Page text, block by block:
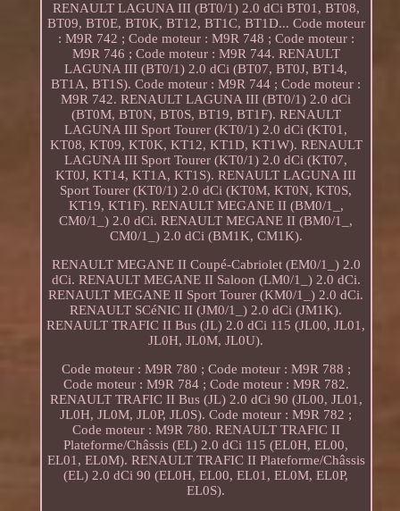
RENAULT LAGUNA III (BT0/1) 2.0 dCi BT01, BT08,
BT09, BT0E, BT0K, BT12, BT1C, BT1D... Code moteur
: M9R 742 ; Code moteur : M9R 748 ; Code moteur :
M9R 746 ; Code moteur : M9R 744. RENAULT
LAGUNA III (BT0/1) 2.0 dCi (BT07, BT0J, BT14,
BT1A, BT1S). Code moteur : M9R 744 ; Code moteur :
M9R 742. RENAULT LAGUNA III (BT0/1) 2.0 dCi
(BT0M, BT0N, BT0S, BT19, BT1F). RENAULT
LAGUNA III Sport Tourer (KT0/1) 2.0 dCi (KT01,
KT08, KT09, KT0K, KT12, KT1D, KT1W). RENAULT
LAGUNA III Sport Tourer (KT0/1) 2.0 dCi (KT07,
KT0J, KT14, KT1A, KT1S). RENAULT LAGUNA III
Sport Tourer (KT0/1) 2.0 dCi (KT0M, KT0N, KT0S,
KT19, KT1F). RENAULT MEGANE II (BM0/1_,
CM0/1_) 2.0 dCi. RENAULT MEGANE II (BM0/1_,
CM0/1_) 2.0 dCi (BM1K, CM1K).
RENAULT MEGANE II Coupé-Cabriolet (EM0/1_) 2.0
dCi. RENAULT MEGANE II Saloon (LM0/1_) 2.0 dCi.
RENAULT MEGANE II Sport Tourer (KM0/1_) 2.0 dCi.
RENAULT SCéNIC II (JM0/1_) 2.0 dCi (JM1K).
RENAULT TRAFIC II Bus (JL) 2.0 dCi 115 (JL00, JL01,
JL0H, JL0M, JL0U).
Code moteur : M9R 780 ; Code moteur : M9R 788 ;
Code moteur : M9R 784 ; Code moteur : M9R 782.
RENAULT TRAFIC II Bus (JL) 2.0 dCi 90 (JL00, JL01,
JL0H, JL0M, JL0P, JL0S). Code moteur : M9R 782 ;
Code moteur : M9R 780. RENAULT TRAFIC II
Plateforme/Châssis (EL) 2.0 dCi 115 (EL0H, EL00,
EL01, EL0M). RENAULT TRAFIC II Plateforme/Châssis
(EL) 2.0 dCi 90 (EL0H, EL00, EL01, EL0M, EL0P,
EL0S).